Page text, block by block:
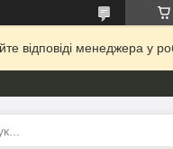
відповіді менеджера у